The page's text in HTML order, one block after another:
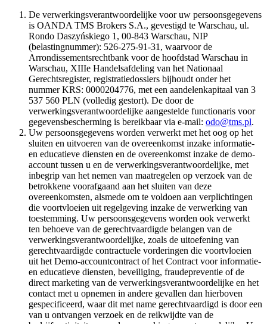
De verwerkingsverantwoordelijke voor uw persoonsgegevens
is OANDA TMS Brokers S.A., gevestigd te Warschau, ul.
Rondo Daszyńskiego 1, 00-843 Warschau, NIP
(belastingnummer): 526-275-91-31, waarvoor de
Arrondissementsrechtbank voor de hoofdstad Warschau in
Warschau, XIIIe Handelsafdeling van het Nationaal
Gerechtsregister, registratiedossiers bijhoudt onder het
nummer KRS: 0000204776, met een aandelenkapitaal van 3
537 560 PLN (volledig gestort). De door de
verwerkingsverantwoordelijke aangestelde functionaris voor
gegevensbescherming is bereikbaar via e-mail: odo@tms.pl.
Uw persoonsgegevens worden verwerkt met het oog op het
sluiten en uitvoeren van de overeenkomst inzake informatie-
en educatieve diensten en de overeenkomst inzake de demo-
account tussen u en de verwerkingsverantwoordelijke, met
inbegrip van het nemen van maatregelen op verzoek van de
betrokkene voorafgaand aan het sluiten van deze
overeenkomsten, alsmede om te voldoen aan verplichtingen
die voortvloeien uit regelgeving inzake de verwerking van
toestemming. Uw persoonsgegevens worden ook verwerkt
ten behoeve van de gerechtvaardigde belangen van de
verwerkingsverantwoordelijke, zoals de uitoefening van
gerechtvaardigde contractuele vorderingen die voortvloeien
uit het Demo-accountcontract of het Contract voor informatie-
en educatieve diensten, beveiliging, fraudepreventie of de
direct marketing van de verwerkingsverantwoordelijke en het
contact met u opnemen in andere gevallen dan hierboven
gespecificeerd, waar dit met name gerechtvaardigd is door een
van u ontvangen verzoek en de reikwijdte van de